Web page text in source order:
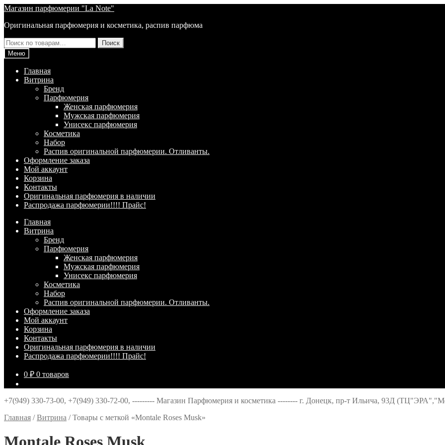
Перейти
навигации
Перейти
содержимому
Магазин парфюмерии "La Note"
Оригинальная парфюмерия и косметика, распив парфюма
Искать:
Поиск
Меню
Главная
Витрина
Брeнд
Парфюмерия
Женская парфюмерия
Мужская парфюмерия
Унисекс парфюмерия
Косметика
Набор
Распив оригинальной парфюмерии. Отливанты.
Оформление заказа
Мой аккаунт
Корзина
Контакты
Оригинальная парфюмерия в наличии
Распродажа парфюмерии!!!! Прайс!
Главная
Витрина
Брeнд
Парфюмерия
Женская парфюмерия
Мужская парфюмерия
Унисекс парфюмерия
Косметика
Набор
Распив оригинальной парфюмерии. Отливанты.
Оформление заказа
Мой аккаунт
Корзина
Контакты
Оригинальная парфюмерия в наличии
Распродажа парфюмерии!!!! Прайс!
0 ₽ 0 товаров
+7(949) 330-73-00, +7(949) 330-72-00, --------- Магазин Парфюмерия и косметика -------- г. Донецк, пр-т Ильича, 93Д
Главная /Витрина /Товары с меткой «Montale Roses Musk»